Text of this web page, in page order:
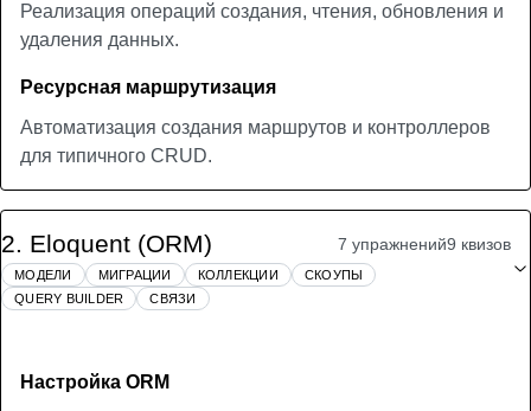
Реализация операций создания, чтения, обновления и
удаления данных.
Ресурсная маршрутизация
Автоматизация создания маршрутов и контроллеров
для типичного CRUD.
2. Eloquent (ORM) 7 упражнений9 квизов
МОДЕЛИ МИГРАЦИИ КОЛЛЕКЦИИ
СКОУПЫ
QUERY BUILDER
СВЯЗИ
Настройка ORM